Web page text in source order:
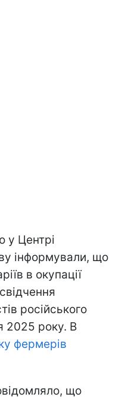
у Центрі
інформували, що
в окупації
російського
2025 року. В
фермерів
що